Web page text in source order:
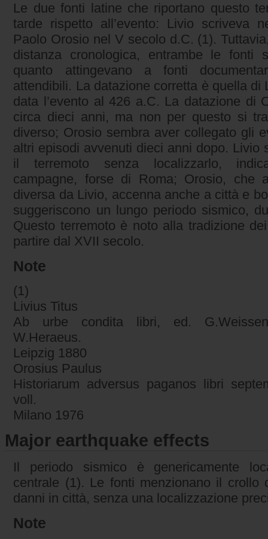
Le due fonti latine che riportano questo
tarde rispetto all’evento: Livio scriveva
Paolo Orosio nel V secolo d.C. (1).
distanza cronologica, entrambe le fonti
quanto attingevano a fonti
attendibili. La datazione corretta è quella di
data l’evento al 426 a.C. La datazione di
circa dieci anni, ma non per questo si
diverso; Orosio sembra aver collegato gli
altri episodi avvenuti dieci anni dopo. Livio
il terremoto senza localizzarlo,
campagne, forse di Roma; Orosio, che
diversa da Livio, accenna anche a città e
suggeriscono un lungo periodo sismico,
Questo terremoto è noto alla tradizione
partire dal XVII secolo.
Note
(1)
Livius Titus
Ab urbe condita libri, ed.
W.Heraeus.
Leipzig 1880
Orosius Paulus
Historiarum adversus paganos libri
voll.
Milano 1976
Major earthquake effects
Il periodo sismico è genericamente
centrale (1). Le fonti menzionano il crollo
danni in città, senza una localizzazione
Note